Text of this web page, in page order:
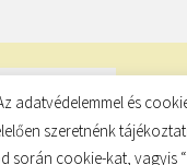
adatvédelemmel és
szeretnénk
során cookie-kat, vagyis